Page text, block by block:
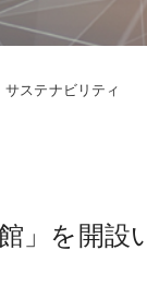
サステナビリティ
」を開設